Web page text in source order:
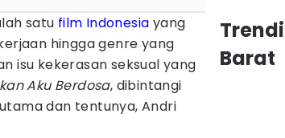
satu film Indonesia yang
hingga genre yang
isu kekerasan seksual yang
Aku Berdosa, dibintangi
dan tentunya, Andri
Barat